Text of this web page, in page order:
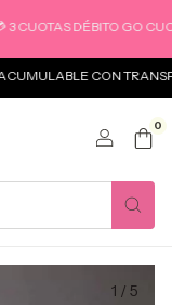
DÉBITO GO CUOTAS
CON
0
1 / 5